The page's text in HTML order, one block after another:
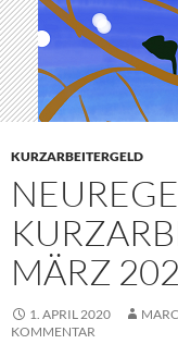
KURZARBEITERGELD
MÄRZ
1. APRIL 2020
KOMMENTAR